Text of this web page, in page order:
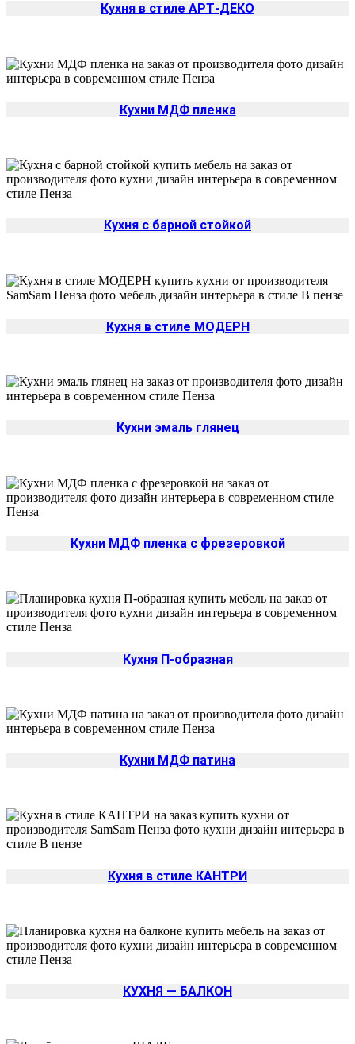
Кухня в стиле АРТ-ДЕКО
Кухни МДФ пленка
Кухня с барной стойкой
Кухня в стиле МОДЕРН
Кухни эмаль глянец
Кухни МДФ пленка с фрезеровкой
Кухня П-образная
Кухни МДФ патина
Кухня в стиле КАНТРИ
КУХНЯ — БАЛКОН